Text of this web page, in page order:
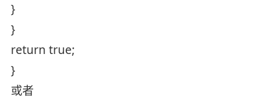
}
}
return true;
}
或者